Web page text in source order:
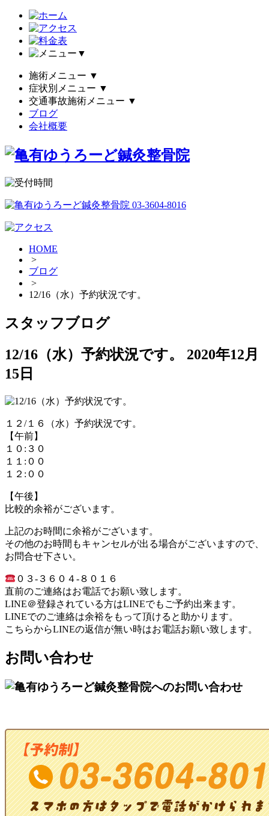
▼
施術メニュー ▼
症状別メニュー ▼
交通事故施術メニュー ▼
ブログ
会社概要
HOME
>
ブログ
>
12/16（水）予約状況です。
スタッフブログ
12/16（水）予約状況です。
2020年12月
15日
１２/１６（水）予約状況です。
【午前】
１０:３０
１１:００
１２:００
【午後】
比較的余裕がございます。
上記のお時間に余裕がございます。
その他のお時間もキャンセルが出る場合がございますので、
お問合せ下さい。
０３-３６０４-８０１６
直前のご連絡はお電話でお願い致します。
LINE＠登録されている方はLINEでもご予約出来ます。
LINEでのご連絡は余裕をもって頂けると助かります。
こちらからLINEの返信が無い時はお電話お願い致します。
お問い合わせ